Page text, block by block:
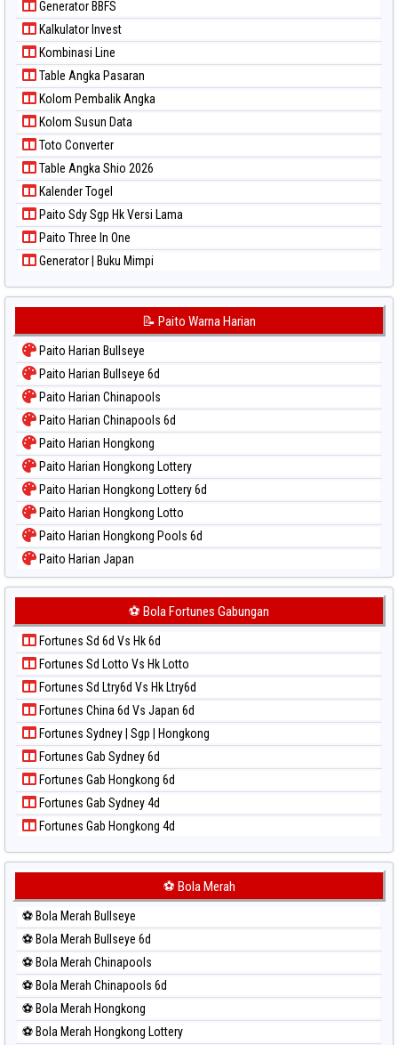
Paito Warna Sydney Lottery
Paito Warna Sydney Lottery 6d
Paito Warna Sydney Lotto
Paito Warna Sydney Pools 6d
Paito Warna Taipei
Paito Warna Taiwan
Generator BBFS
Kalkulator Invest
Kombinasi Line
Table Angka Pasaran
Kolom Pembalik Angka
Kolom Susun Data
Toto Converter
Table Angka Shio 2026
Kalender Togel
Paito Sdy Sgp Hk Versi Lama
Paito Three In One
Generator | Buku Mimpi
📝 Paito Warna Harian
Paito Harian Bullseye
Paito Harian Bullseye 6d
Paito Harian Chinapools
Paito Harian Chinapools 6d
Paito Harian Hongkong
Paito Harian Hongkong Lottery
Paito Harian Hongkong Lottery 6d
Paito Harian Hongkong Lotto
Paito Harian Hongkong Pools 6d
Paito Harian Japan
Paito Harian Japan 6d
Paito Harian Korea
Paito Harian Kuda Lari
Paito Harian Magnum Cambodia
Paito Harian Nagoya
Paito Harian New York Midday
Paito Harian North Carolina Day
Paito Harian Pcso
Paito Harian Pennsylvania Day
Paito Harian Sao Paulo
Paito Harian Singapore
Paito Harian Sydney
Paito Harian Sydney Lottery
Paito Harian Sydney Lottery 6d
Paito Harian Sydney Lotto
Paito Harian Sydney Pools 6d
Paito Harian Taipei
Paito Harian Taiwan
⚽ Bola Fortunes Gabungan
Fortunes Sd 6d Vs Hk 6d
Fortunes Sd Lotto Vs Hk Lotto
Fortunes Sd Ltry6d Vs Hk Ltry6d
Fortunes China 6d Vs Japan 6d
Fortunes Sydney | Sgp | Hongkong
Fortunes Gab Sydney 6d
Fortunes Gab Hongkong 6d
Fortunes Gab Sydney 4d
Fortunes Gab Hongkong 4d
⚽ Bola Merah
⚽ Bola Merah Bullseye
⚽ Bola Merah Bullseye 6d
⚽ Bola Merah Chinapools
⚽ Bola Merah Chinapools 6d
⚽ Bola Merah Hongkong
⚽ Bola Merah Hongkong Lottery